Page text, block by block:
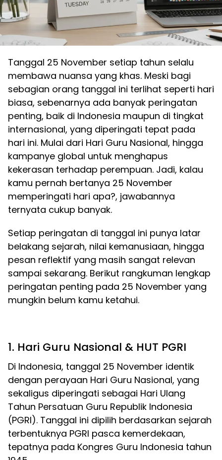
Tanggal 25 November setiap tahun selalu
membawa nuansa yang khas. Meski bagi
sebagian orang tanggal ini terlihat seperti hari
biasa, sebenarnya ada banyak peringatan
penting, baik di Indonesia maupun di tingkat
internasional, yang diperingati tepat pada
hari ini. Mulai dari Hari Guru Nasional, hingga
kampanye global untuk menghapus
kekerasan terhadap perempuan. Jadi, kalau
kamu pernah bertanya 25 November
memperingati hari apa?, jawabannya
ternyata cukup banyak.
Setiap peringatan di tanggal ini punya latar
belakang sejarah, nilai kemanusiaan, hingga
pesan reflektif yang masih sangat relevan
sampai sekarang. Berikut rangkuman lengkap
peringatan penting pada 25 November yang
mungkin belum kamu ketahui.
1. Hari Guru Nasional & HUT PGRI
Di Indonesia, tanggal 25 November identik
dengan perayaan Hari Guru Nasional, yang
sekaligus diperingati sebagai Hari Ulang
Tahun Persatuan Guru Republik Indonesia
(PGRI). Tanggal ini dipilih berdasarkan sejarah
terbentuknya PGRI pasca kemerdekaan,
tepatnya pada Kongres Guru Indonesia tahun